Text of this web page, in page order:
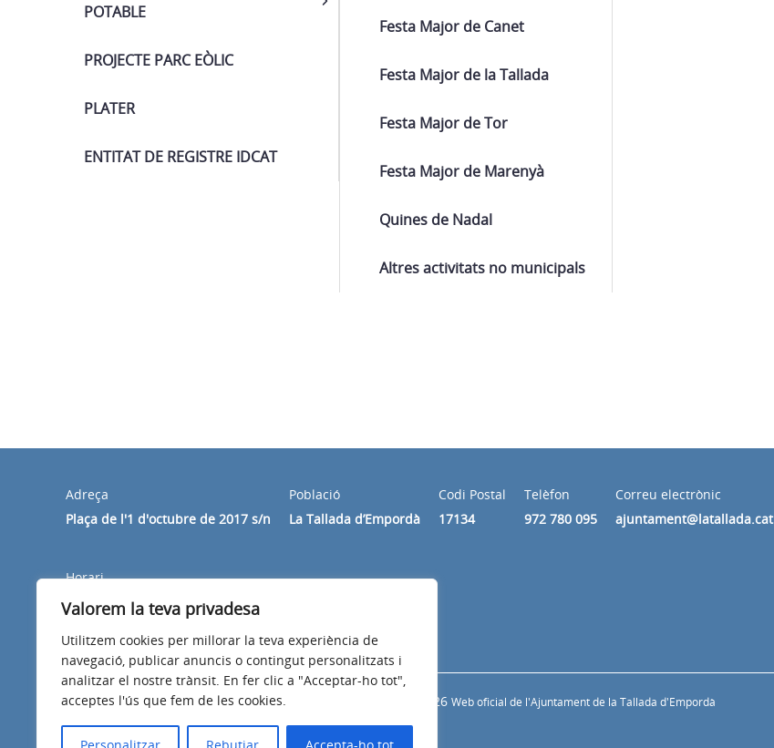
Valorem la teva privadesa
Utilitzem cookies per millorar la teva experiència de
navegació, publicar anuncis o contingut personalitzats i
analitzar el nostre trànsit. En fer clic a "Acceptar-ho tot",
acceptes l'ús que fem de les cookies.
Festa Major de Canet
Festa Major de la Tallada
Festa Major de Tor
Festa Major de Marenyà
Quines de Nadal
Altres activitats no municipals
POTABLE
PROJECTE PARC EÒLIC
PLATER
ENTITAT DE REGISTRE IDCAT
Adreça
Plaça de l'1 d'octubre de 2017 s/n
Població
La Tallada d’Empordà
Codi Postal
17134
Telèfon
972 780 095
Correu electrònic
ajuntament@latallada.cat
Horari
Dilluns a divendres de 8:30 a 14:00h
Avís legal Política de privacitat © 2026 Web oficial de l'Ajuntament de la Tallada d'Empordà